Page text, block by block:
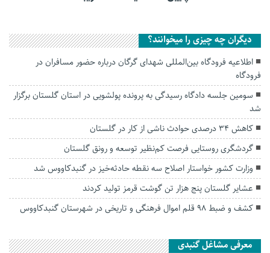
دیگران چه چیزی را میخوانند؟
اطلاعیه فرودگاه بین‌المللی شهدای گرگان درباره حضور مسافران در
فرودگاه
سومین جلسه دادگاه رسیدگی به پرونده پولشویی در استان گلستان برگزار
شد
کاهش ۳۴ درصدی حوادث ناشی از کار در گلستان
گردشگری روستایی فرصت کم‌نظیر توسعه و رونق گلستان
وزارت کشور خواستار اصلاح سه نقطه حادثه‌خیز در گنبدکاووس شد
عشایر گلستان پنج هزار تن گوشت قرمز تولید کردند
کشف و ضبط ۹۸ قلم اموال فرهنگی و تاریخی در شهرستان گنبدکاووس
معرفی مشاغل گنبدی